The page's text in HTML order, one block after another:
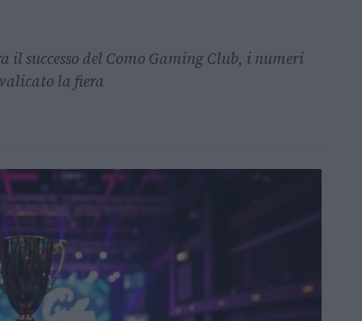
il successo del Como Gaming Club, i numeri
la fiera